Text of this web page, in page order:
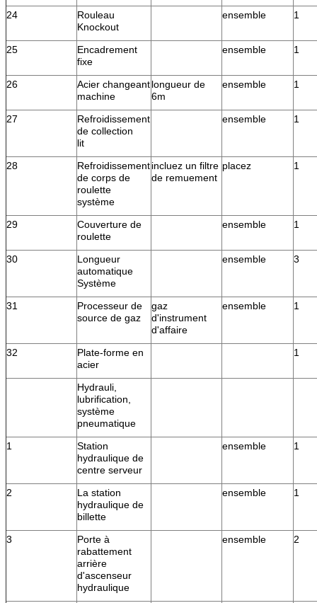
24
Rouleau
Knockout
ensemble 1
25
Encadrement
fixe
ensemble 1
26
Acier changeant
machine
longueur de
6m
ensemble 1
27
Refroidissement
de collection
lit
ensemble 1
28
Refroidissement
de corps de
roulette
système
incluez un filtre
de remuement
placez 1
29
Couverture de
roulette
ensemble 1
30
Longueur
automatique
Système
ensemble 3
31
Processeur de
source de gaz
gaz
d'instrument
d'affaire
ensemble 1
32
Plate-forme en
acier
1
Hydrauli,
lubrification,
système
pneumatique
1
Station
hydraulique de
centre serveur
ensemble 1
2
La station
hydraulique de
billette
ensemble 1
3
Porte à
rabattement
arrière
d'ascenseur
hydraulique
ensemble 2